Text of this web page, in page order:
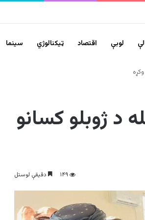
لوبې اقتصاد ټیکنالوژي سينما
د ژوبلو کسانو
۱۴۹ دقیقې لوستل